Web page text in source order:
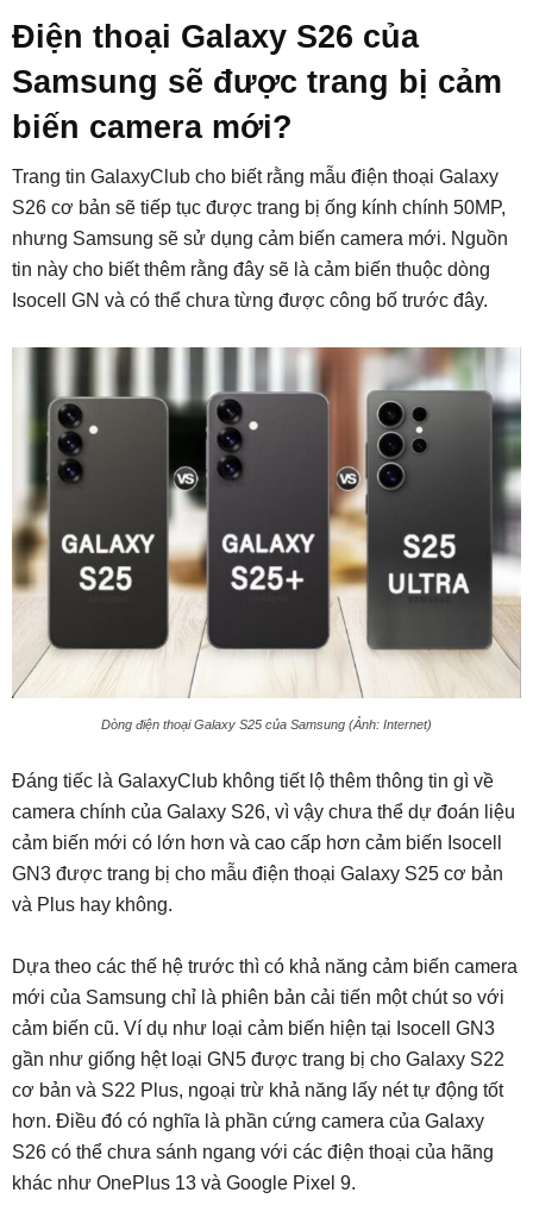
Điện thoại Galaxy S26 của
Samsung sẽ được trang bị cảm
biến camera mới?
Trang tin GalaxyClub cho biết rằng mẫu điện thoại Galaxy
S26 cơ bản sẽ tiếp tục được trang bị ống kính chính 50MP,
nhưng Samsung sẽ sử dụng cảm biến camera mới. Nguồn
tin này cho biết thêm rằng đây sẽ là cảm biến thuộc dòng
Isocell GN và có thể chưa từng được công bố trước đây.
Dòng điện thoại Galaxy S25 của Samsung (Ảnh: Internet)
Đáng tiếc là GalaxyClub không tiết lộ thêm thông tin gì về
camera chính của Galaxy S26, vì vậy chưa thể dự đoán liệu
cảm biến mới có lớn hơn và cao cấp hơn cảm biến Isocell
GN3 được trang bị cho mẫu điện thoại Galaxy S25 cơ bản
và Plus hay không.
Dựa theo các thế hệ trước thì có khả năng cảm biến camera
mới của Samsung chỉ là phiên bản cải tiến một chút so với
cảm biến cũ. Ví dụ như loại cảm biến hiện tại Isocell GN3
gần như giống hệt loại GN5 được trang bị cho Galaxy S22
cơ bản và S22 Plus, ngoại trừ khả năng lấy nét tự động tốt
hơn. Điều đó có nghĩa là phần cứng camera của Galaxy
S26 có thể chưa sánh ngang với các điện thoại của hãng
khác như OnePlus 13 và Google Pixel 9.